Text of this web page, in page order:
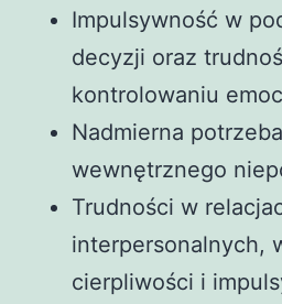
Impulsywność w
decyzji oraz
kontrolowaniu
Nadmierna
wewnętrznego
Trudności w
interpersonalnych,
cierpliwości i